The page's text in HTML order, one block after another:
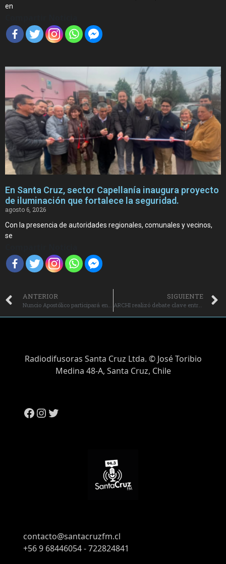
en
En Santa Cruz, sector Capellanía inaugura proyecto
de iluminación que fortalece la seguridad.
agosto 6, 2026
Con la presencia de autoridades regionales, comunales y vecinos,
se
ANTERIOR SIGUIENTE
ARCHI realizó debate clave entre Jeannette Jara y José Antonio Kast de cara a la segunda vuelta presidencial.
Radiodifusoras Santa Cruz Ltda. © José Toribio
Medina 48-A, Santa Cruz, Chile
contacto@santacruzfm.cl
+56 9 68446054 - 722824841